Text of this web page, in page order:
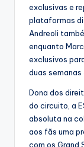
exclusivas e
plataformas
Andreoli
enquanto
exclusivos
duas
Dona dos
do circuito, a
absoluta na
aos fãs uma
com os Grand